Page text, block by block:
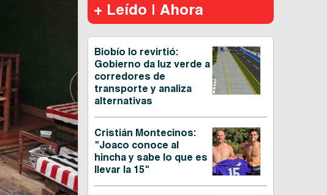
+ Leído | Ahora
Biobío lo revirtió:
Gobierno da luz verde a
corredores de
transporte y analiza
alternativas
Cristián Montecinos:
"Joaco conoce al
hincha y sabe lo que es
llevar la 15"